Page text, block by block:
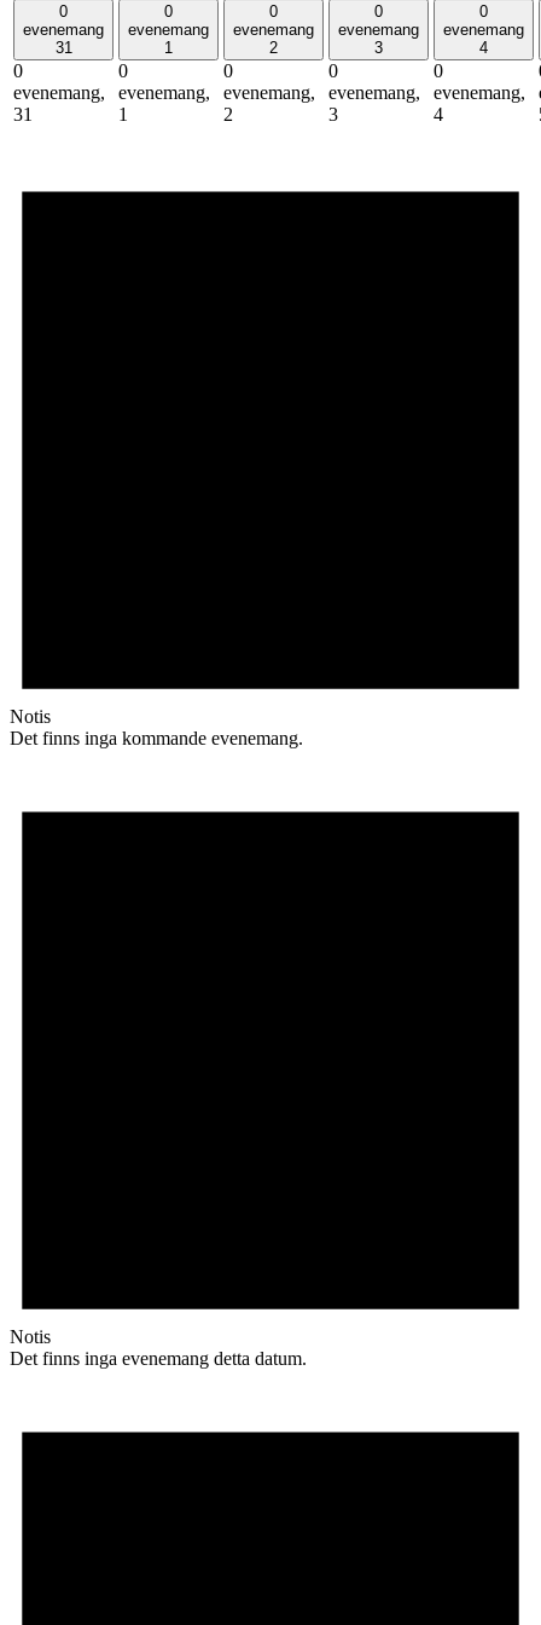
0
evenemang
31
0
evenemang,
31
0
evenemang
1
0
evenemang,
1
0
evenemang
2
0
evenemang,
2
0
evenemang
3
0
evenemang,
3
0
evenemang
4
0
evenemang,
4
Notis
Det finns inga kommande evenemang.
Notis
Det finns inga evenemang detta datum.